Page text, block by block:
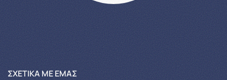
ΣΧΕΤΙΚΆ ΜΕ ΕΜΆΣ